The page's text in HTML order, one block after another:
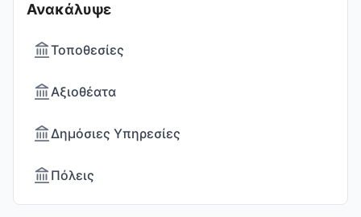
Ανακάλυψε
Τοποθεσίες
Αξιοθέατα
Δημόσιες Υπηρεσίες
Πόλεις